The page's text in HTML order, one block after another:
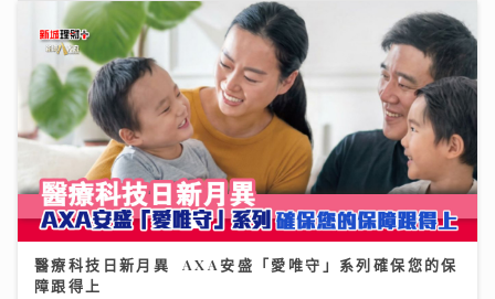
醫療科技日新月異 AXA安盛「愛唯守」系列確保您的保
障跟得上